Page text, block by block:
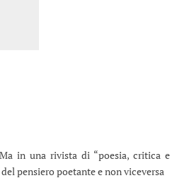
in una rivista di “poesia, critica e
pensiero poetante e non viceversa